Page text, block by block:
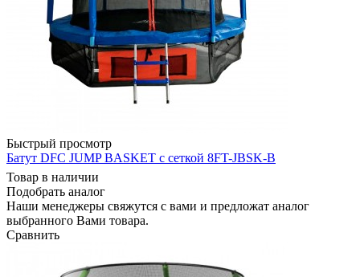
Быстрый просмотр
Батут DFC JUMP BASKET с сеткой 8FT-JBSK-B
Товар в наличии
Подобрать аналог
Наши менеджеры свяжутся с вами и предложат аналог
выбранного Вами товара.
Сравнить